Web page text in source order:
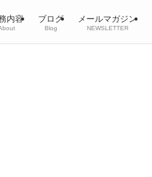
内容 ブログ
Blog
メールマガジン
NEWSLETTER